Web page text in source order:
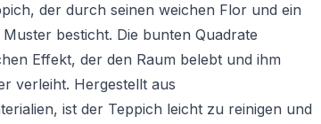
der durch seinen weichen Flor und ein
besticht. Die bunten Quadrate
Effekt, der den Raum belebt und ihm
verleiht. Hergestellt aus
ist der Teppich leicht zu reinigen und